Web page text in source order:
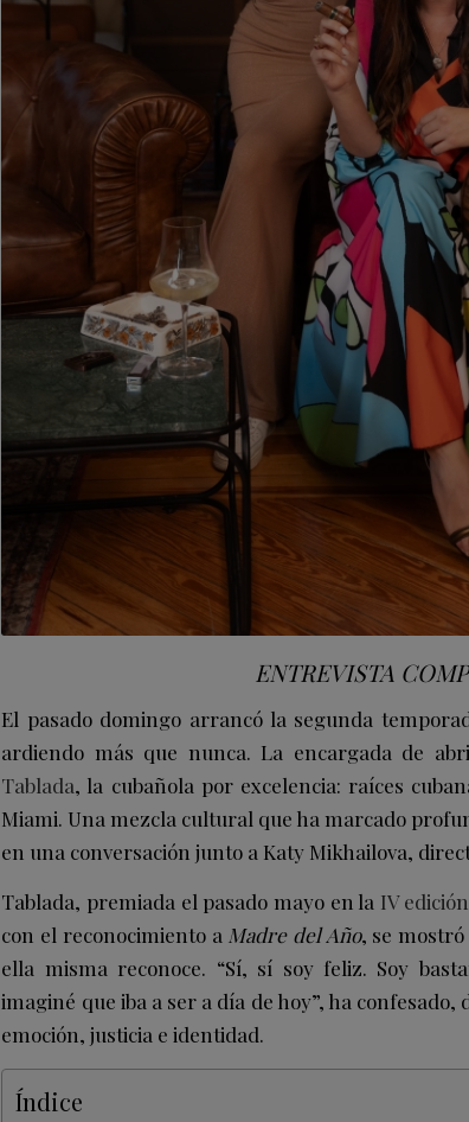
ENTREVISTA
El pasado domingo arrancó la segunda
ardiendo más que nunca. La encargada de
Tablada, la cubañola por excelencia: raíces
Miami. Una mezcla cultural que ha marcado
en una conversación junto a Katy Mikhailova,
Tablada, premiada el pasado mayo en la IV
con el reconocimiento a Madre del Año, se
ella misma reconoce. “Sí, sí soy feliz. Soy
imaginé que iba a ser a día de hoy”, ha
emoción, justicia e identidad.
Índice